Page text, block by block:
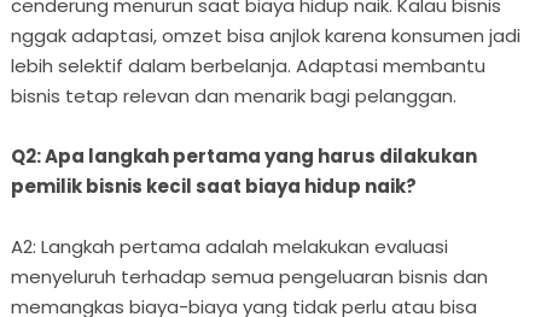
cenderung menurun saat biaya hidup naik. Kalau bisnis
nggak adaptasi, omzet bisa anjlok karena konsumen jadi
lebih selektif dalam berbelanja. Adaptasi membantu
bisnis tetap relevan dan menarik bagi pelanggan.
Q2: Apa langkah pertama yang harus dilakukan
pemilik bisnis kecil saat biaya hidup naik?
A2: Langkah pertama adalah melakukan evaluasi
menyeluruh terhadap semua pengeluaran bisnis dan
memangkas biaya-biaya yang tidak perlu atau bisa